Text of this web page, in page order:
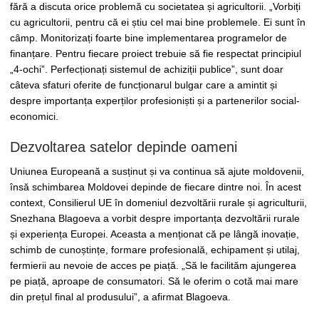
fără a discuta orice problemă cu societatea și agricultorii. „Vorbiți
cu agricultorii, pentru că ei știu cel mai bine problemele. Ei sunt în
câmp. Monitorizați foarte bine implementarea programelor de
finanțare. Pentru fiecare proiect trebuie să fie respectat principiul
„4-ochi”. Perfecționați sistemul de achiziții publice”, sunt doar
câteva sfaturi oferite de funcționarul bulgar care a amintit și
despre importanța experților profesioniști și a partenerilor social-
economici.
Dezvoltarea satelor depinde oameni
Uniunea Europeană a susținut și va continua să ajute moldovenii,
însă schimbarea Moldovei depinde de fiecare dintre noi. În acest
context, Consilierul UE în domeniul dezvoltării rurale și agriculturii,
Snezhana Blagoeva a vorbit despre importanța dezvoltării rurale
și experiența Europei. Aceasta a menționat că pe lângă inovație,
schimb de cunoștințe, formare profesională, echipament și utilaj,
fermierii au nevoie de acces pe piață. „Să le facilităm ajungerea
pe piață, aproape de consumatori. Să le oferim o cotă mai mare
din prețul final al produsului”, a afirmat Blagoeva.